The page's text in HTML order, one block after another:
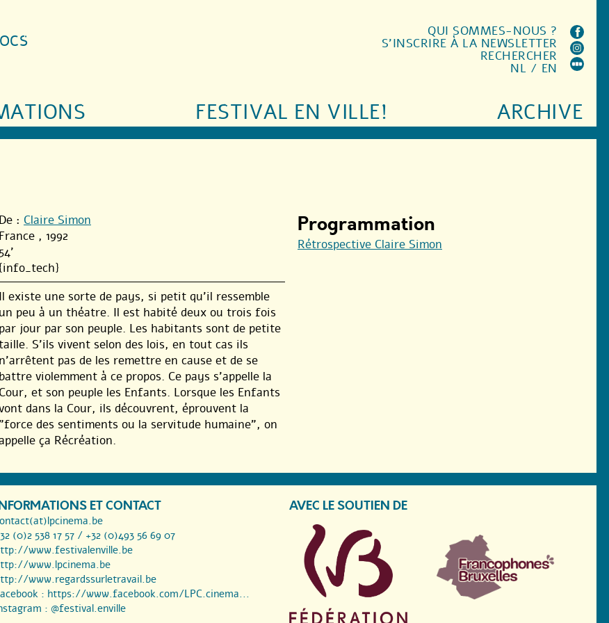
FESTIVAL EN VILLE! ARCHIVE
QUI SOMMES-NOUS ?
S'INSCRIRE À LA NEWSLETTER
RECHERCHER
NL / EN
De : Claire Simon
France , 1992
54'
{info_tech}
Il existe une sorte de pays, si petit qu’il ressemble
un peu à un théatre. Il est habité deux ou trois fois
par jour par son peuple. Les habitants sont de petite
S’ils vivent selon des lois, en tout cas ils
n’arrêtent pas de les remettre en cause et de se
battre violemment à ce propos. Ce pays s’appelle la
Cour, et son peuple les Enfants. Lorsque les Enfants
dans la Cour, ils découvrent, éprouvent la
"force des sentiments ou la servitude humaine", on
ça Récréation.
Programmation
Rétrospective Claire Simon
ET CONTACT
(0)2 538 17 57 / +32 (0)493 56 69 07
www.festivalenville.be
www.lpcinema.be
www.regardssurletravail.be
: https://www.facebook.com/LPC.cinema...
: @festival.enville
AVEC LE SOUTIEN DE